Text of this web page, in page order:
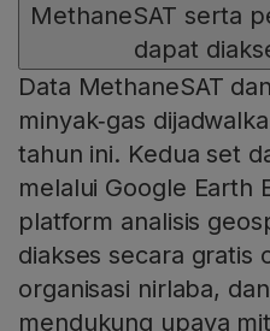
MethaneSAT serta
dapat
Data MethaneSAT
minyak‑gas
tahun ini. Kedua set
melalui Google Earth
platform analisis
diakses secara gratis
organisasi nirlaba,
mendukung upaya